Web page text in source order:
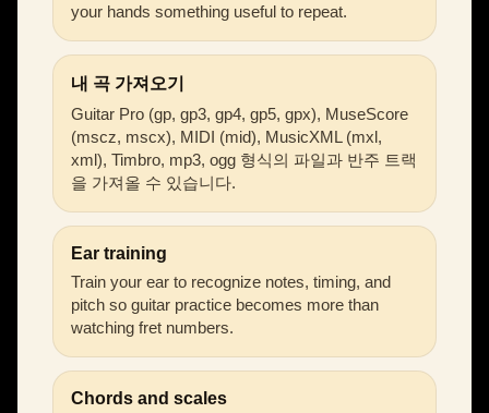
your hands something useful to repeat.
내 곡 가져오기
Guitar Pro (gp, gp3, gp4, gp5, gpx), MuseScore
(mscz, mscx), MIDI (mid), MusicXML (mxl,
xml), Timbro, mp3, ogg 형식의 파일과 반주 트랙
을 가져올 수 있습니다.
Ear training
Train your ear to recognize notes, timing, and
pitch so guitar practice becomes more than
watching fret numbers.
Chords and scales